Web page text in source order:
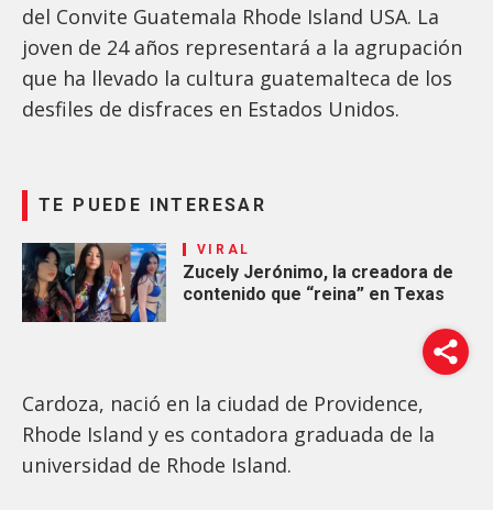
del Convite Guatemala Rhode Island USA. La
joven de 24 años representará a la agrupación
que ha llevado la cultura guatemalteca de los
desfiles de disfraces en Estados Unidos.
TE PUEDE INTERESAR
VIRAL
Zucely Jerónimo, la creadora de
contenido que “reina” en Texas
Cardoza, nació en la ciudad de Providence,
Rhode Island y es contadora graduada de la
universidad de Rhode Island.